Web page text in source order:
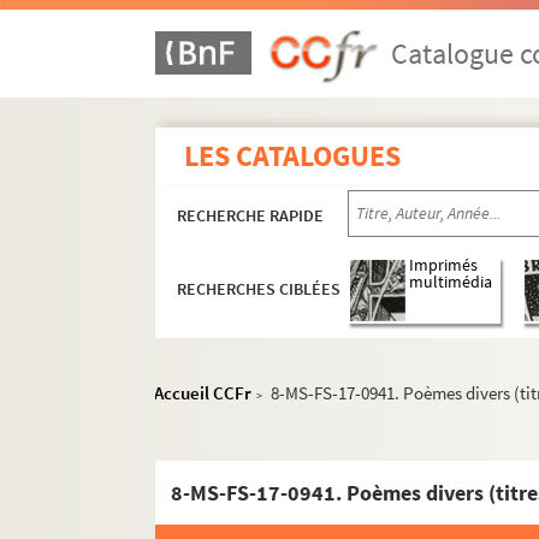
Catalogue
LES CATALOGUES
RECHERCHE RAPIDE
RECHERCHES CIBLÉES
Imprimés
multimédia
Accueil CCFr > 8-MS-FS-17-0941. Poèmes divers
8-MS-FS-17-0941. Poèmes divers
Pierre-Marcel Adéma
Activités